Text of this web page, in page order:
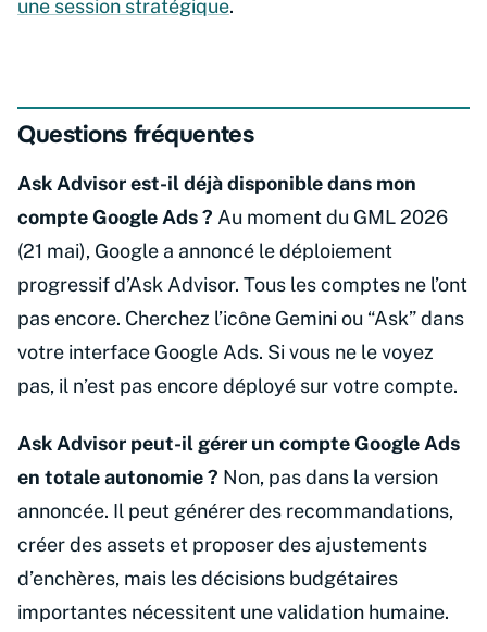
une session stratégique.
Questions fréquentes
Ask Advisor est-il déjà disponible dans mon
compte Google Ads ? Au moment du GML 2026
(21 mai), Google a annoncé le déploiement
progressif d’Ask Advisor. Tous les comptes ne l’ont
pas encore. Cherchez l’icône Gemini ou “Ask” dans
votre interface Google Ads. Si vous ne le voyez
pas, il n’est pas encore déployé sur votre compte.
Ask Advisor peut-il gérer un compte Google Ads
en totale autonomie ? Non, pas dans la version
annoncée. Il peut générer des recommandations,
créer des assets et proposer des ajustements
d’enchères, mais les décisions budgétaires
importantes nécessitent une validation humaine.